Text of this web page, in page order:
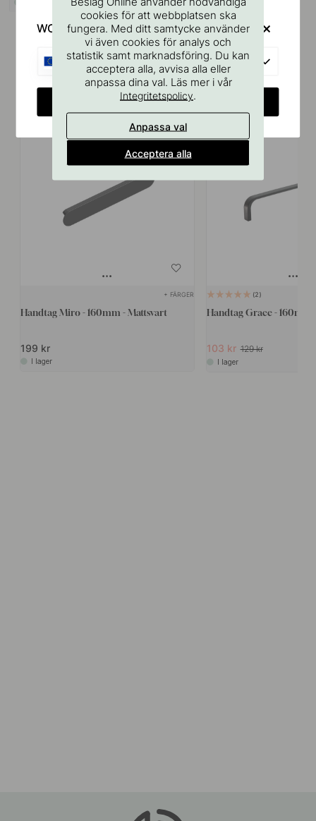
Liknande produkter
+ FÄRGER
Handtag Miro - 160mm - Mattsvart
199 kr
I lager
2
Handtag Grace - 160mm
103 kr 129 kr
I lager
cookies för att webbplatsen ska
fungera. Med ditt samtycke använder
vi även cookies för analys och
statistik samt marknadsföring. Du kan
acceptera alla, avvisa alla eller
anpassa dina val. Läs mer i vår
Integritetspolicy.
Anpassa val
Acceptera alla
WOULD YOU RATHER VISIT?
EU
CHANGE COUNTRY